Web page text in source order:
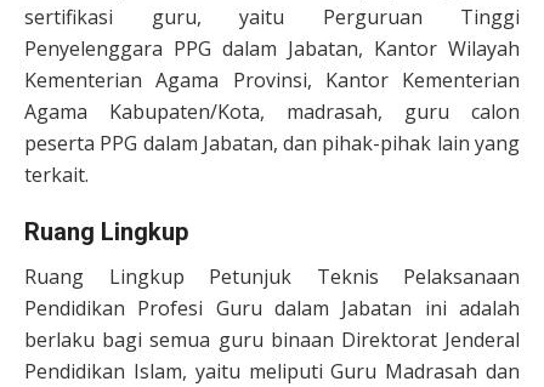
sertifikasi guru, yaitu Perguruan Tinggi
Penyelenggara PPG dalam Jabatan, Kantor Wilayah
Kementerian Agama Provinsi, Kantor Kementerian
Agama Kabupaten/Kota, madrasah, guru calon
peserta PPG dalam Jabatan, dan pihak-pihak lain yang
terkait.
Ruang Lingkup
Ruang Lingkup Petunjuk Teknis Pelaksanaan
Pendidikan Profesi Guru dalam Jabatan ini adalah
berlaku bagi semua guru binaan Direktorat Jenderal
Pendidikan Islam, yaitu meliputi Guru Madrasah dan